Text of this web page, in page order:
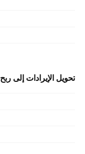
تحويل الإيرادات إلى ربح